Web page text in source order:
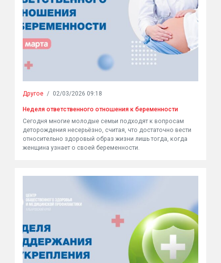
Другое / 02/03/2026 09:18
Неделя ответственного отношения к беременности
Сегодня многие молодые семьи подходят к вопросам
деторождения несерьёзно, считая, что достаточно вести
относительно здоровый образ жизни лишь тогда, когда
женщина узнает о своей беременности.